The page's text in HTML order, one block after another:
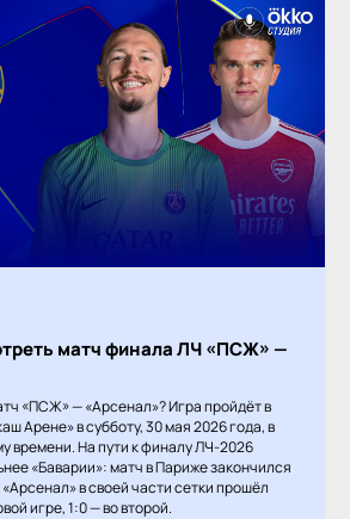
матч финала ЛЧ «ПСЖ» —
«ПСЖ» — «Арсенал»? Игра пройдёт в
Арене» в субботу, 30 мая 2026 года, в
времени. На пути к финалу ЛЧ-2026
«Баварии»: матч в Париже закончился
в своей части сетки прошёл
игре, 1:0 — во второй.